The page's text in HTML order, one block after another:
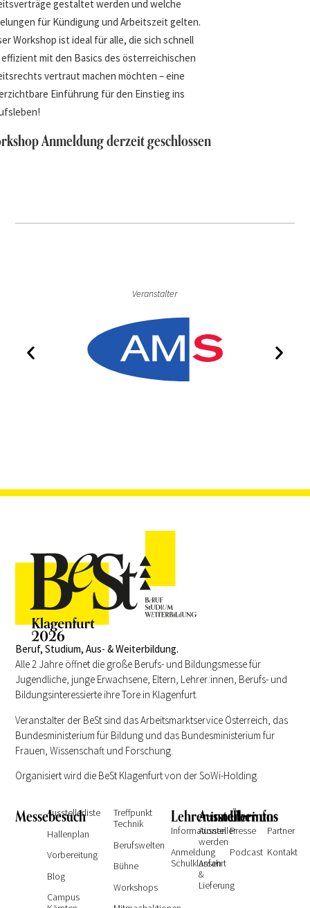
gestaltet werden und welche
für Kündigung und Arbeitszeit gelten.
Workshop ist ideal für alle, die sich schnell
mit den Basics des österreichischen
vertraut machen möchten – eine
Einführung für den Einstieg ins
Anmeldung derzeit geschlossen
Veranstalter
Beruf, Studium, Aus- & Weiterbildung.
Alle 2 Jahre öffnet die große Berufs- und Bildungsmesse für
Jugendliche, junge Erwachsene, Eltern, Lehrer:innen, Berufs- und
Bildungsinteressierte ihre Tore in Klagenfurt.
Veranstalter der BeSt sind das Arbeitsmarktservice Österreich, das
Bundesministerium für Bildung und das Bundesministerium für
Frauen, Wissenschaft und Forschung.
Organisiert wird die BeSt Klagenfurt von der SoWi-Holding.
Messebesuch
Ausstellerliste
Hallenplan
Vorbereitung
Blog
Campus
Treffpunkt
Technik
Berufswelten
Bühne
Workshops
Lehrer:innen
Informationen
Anmeldung
Schulklassen
Ausstellerinfos
Aussteller
werden
Anfahrt
&
Lieferung
Über uns
Presse
Podcast
Partner
Kontakt